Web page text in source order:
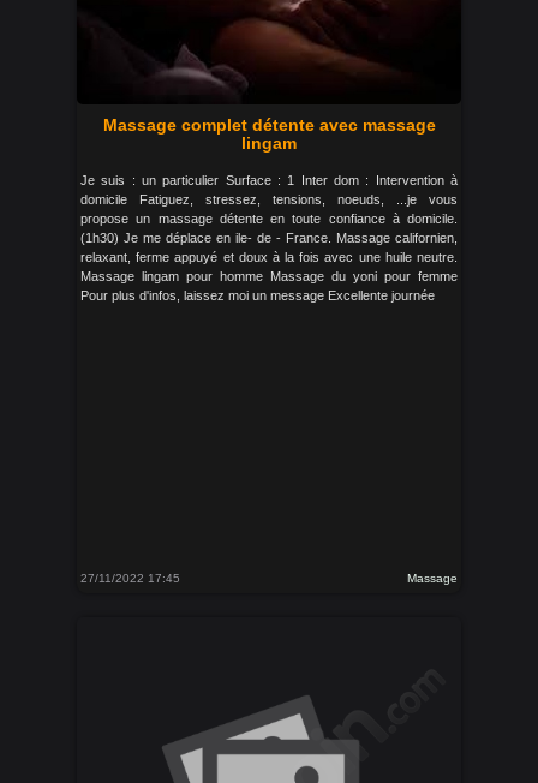
Massage complet détente avec massage
lingam
Je suis : un particulier Surface : 1 Inter dom : Intervention à
domicile Fatiguez, stressez, tensions, noeuds, ...je vous
propose un massage détente en toute confiance à domicile.
(1h30) Je me déplace en ile- de - France. Massage californien,
relaxant, ferme appuyé et doux à la fois avec une huile neutre.
Massage lingam pour homme Massage du yoni pour femme
Pour plus d'infos, laissez moi un message Excellente journée
27/11/2022 17:45 Massage